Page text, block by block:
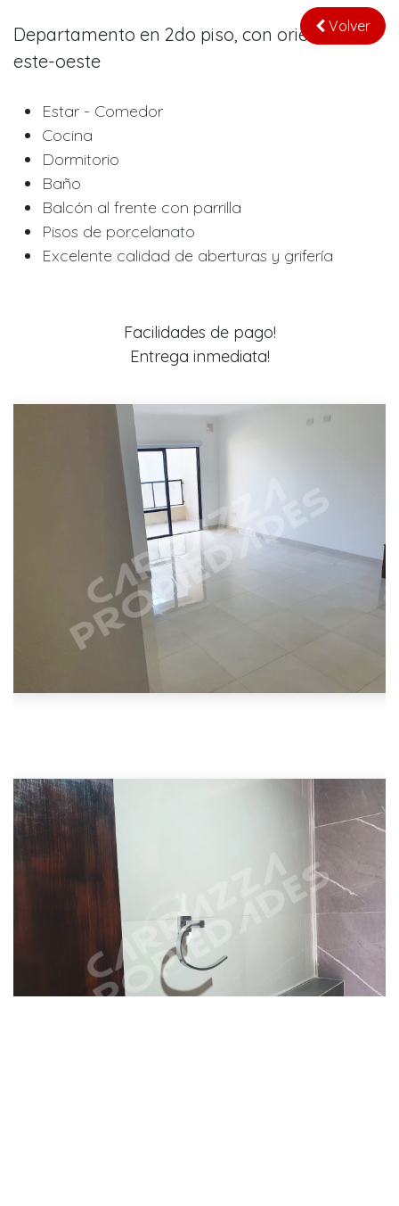
Volver
Departamento en 2do piso, con orientación
este-oeste
Estar - Comedor
Cocina
Dormitorio
Baño
Balcón al frente con parrilla
Pisos de porcelanato
Excelente calidad de aberturas y grifería
Facilidades de pago!
Entrega inmediata!